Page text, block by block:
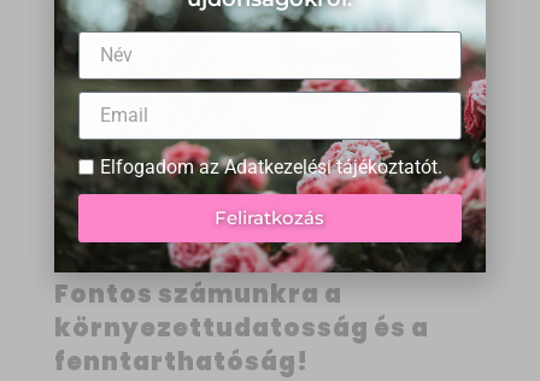
Fontos számunkra a
környezettudatosság és a
fenntarthatóság!
Elfogadom azAdatkezelési tájékoztatót.
Feliratkozás